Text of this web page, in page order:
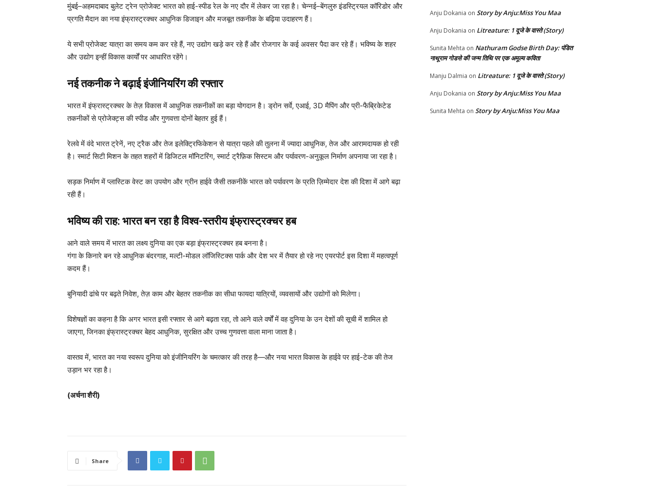
मुंबई–अहमदाबाद बुलेट ट्रेन प्रोजेक्ट भारत को हाई-स्पीड रेल के नए दौर में लेकर जा रहा है। चेन्नई–बेंगलुरु इंडस्ट्रियल कॉरिडोर और
प्रगति मैदान का नया इंफ्रास्ट्रक्चर आधुनिक डिजाइन और मजबूत तकनीक के बढ़िया उदाहरण हैं।
ये सभी प्रोजेक्ट यात्रा का समय कम कर रहे हैं, नए उद्योग खड़े कर रहे हैं और रोजगार के कई अवसर पैदा कर रहे हैं। भविष्य के शहर
और उद्योग इन्हीं विकास कार्यों पर आधारित रहेंगे।
नई तकनीक ने बढ़ाई इंजीनियरिंग की रफ्तार
भारत में इंफ्रास्ट्रक्चर के तेज़ विकास में आधुनिक तकनीकों का बड़ा योगदान है। ड्रोन सर्वे, एआई, 3D मैपिंग और प्री-फैब्रिकेटेड
तकनीकों से प्रोजेक्ट्स की स्पीड और गुणवत्ता दोनों बेहतर हुई हैं।
रेलवे में वंदे भारत ट्रेनें, नए ट्रैक और तेज इलेक्ट्रिफिकेशन से यात्रा पहले की तुलना में ज्यादा आधुनिक, तेज और आरामदायक हो रही
है। स्मार्ट सिटी मिशन के तहत शहरों में डिजिटल मॉनिटरिंग, स्मार्ट ट्रैफ़िक सिस्टम और पर्यावरण-अनुकूल निर्माण अपनाया जा रहा है।
सड़क निर्माण में प्लास्टिक वेस्ट का उपयोग और ग्रीन हाईवे जैसी तकनीकें भारत को पर्यावरण के प्रति ज़िम्मेदार देश की दिशा में आगे बढ़ा
रही हैं।
भविष्य की राह: भारत बन रहा है विश्व-स्तरीय इंफ्रास्ट्रक्चर हब
आने वाले समय में भारत का लक्ष्य दुनिया का एक बड़ा इंफ्रास्ट्रक्चर हब बनना है।
गंगा के किनारे बन रहे आधुनिक बंदरगाह, मल्टी-मोडल लॉजिस्टिक्स पार्क और देश भर में तैयार हो रहे नए एयरपोर्ट इस दिशा में महत्वपूर्ण
कदम हैं।
बुनियादी ढांचे पर बढ़ते निवेश, तेज़ काम और बेहतर तकनीक का सीधा फायदा यात्रियों, व्यवसायों और उद्योगों को मिलेगा।
विशेषज्ञों का कहना है कि अगर भारत इसी रफ्तार से आगे बढ़ता रहा, तो आने वाले वर्षों में वह दुनिया के उन देशों की सूची में शामिल हो
जाएगा, जिनका इंफ्रास्ट्रक्चर बेहद आधुनिक, सुरक्षित और उच्च गुणवत्ता वाला माना जाता है।
वास्तव में, भारत का नया स्वरूप दुनिया को इंजीनियरिंग के चमत्कार की तरह है—और नया भारत विकास के हाईवे पर हाई-टेक की तेज
उड़ान भर रहा है।
(अर्चना शैरी)
Share
Anju Dokania on Story by Anju:Miss You Maa
Anju Dokania on Litreature: 1 दूजे के वास्ते (Story)
Sunita Mehta on Nathuram Godse Birth Day: पंडित
नाथूराम गोडसे की जन्म तिथि पर एक अमूल्य कविता
Manju Dalmia on Litreature: 1 दूजे के वास्ते (Story)
Anju Dokania on Story by Anju:Miss You Maa
Sunita Mehta on Story by Anju:Miss You Maa